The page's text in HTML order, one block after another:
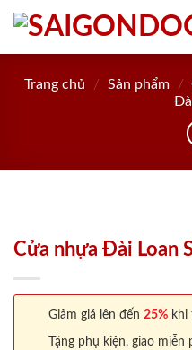
Skip
content
Trang chủ / Sản phẩm /
Cửa nhựa Đài Loan
Giảm giá lên đến 25% khi
Tặng phụ kiện, giao